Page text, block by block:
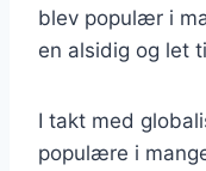
blev populær i
en alsidig og let
I takt med
populære i